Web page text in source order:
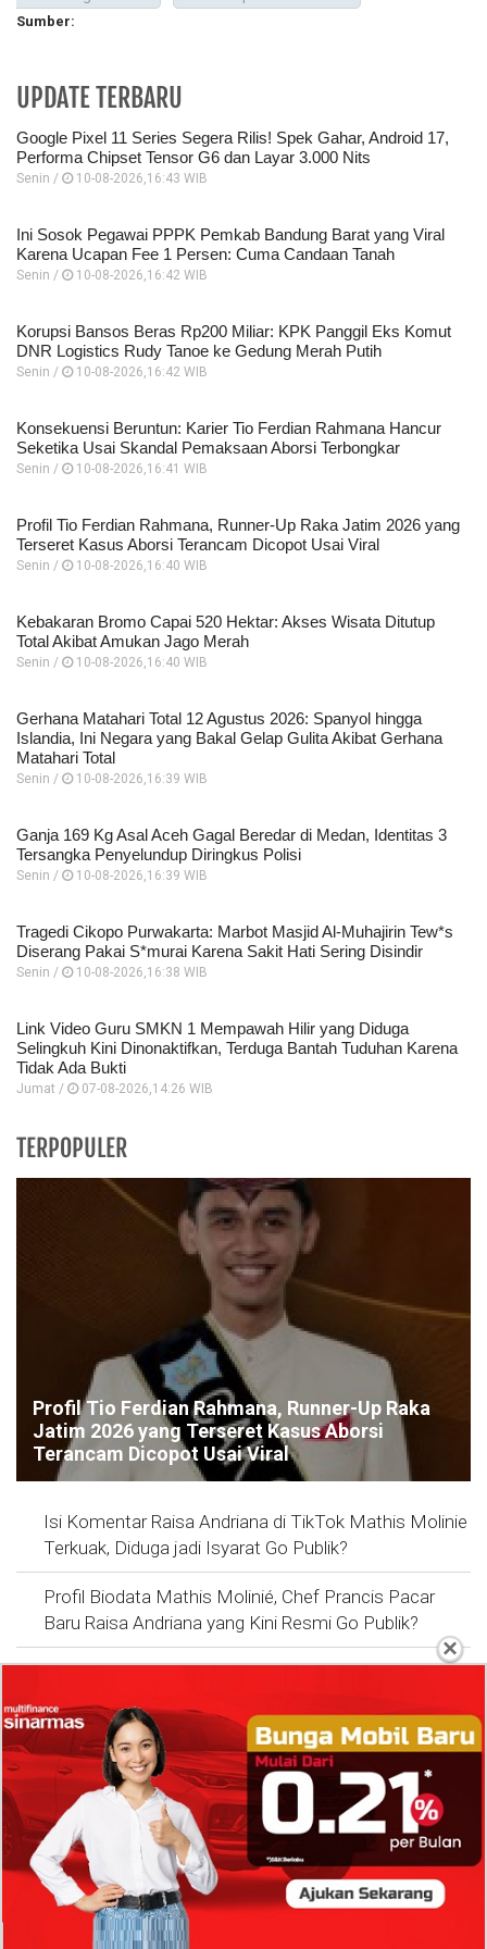
×
Sumber:
UPDATE TERBARU
Google Pixel 11 Series Segera Rilis! Spek Gahar, Android 17,
Performa Chipset Tensor G6 dan Layar 3.000 Nits
Senin / 10-08-2026,16:43 WIB
Ini Sosok Pegawai PPPK Pemkab Bandung Barat yang Viral
Karena Ucapan Fee 1 Persen: Cuma Candaan Tanah
Senin / 10-08-2026,16:42 WIB
Korupsi Bansos Beras Rp200 Miliar: KPK Panggil Eks Komut
DNR Logistics Rudy Tanoe ke Gedung Merah Putih
Senin / 10-08-2026,16:42 WIB
Konsekuensi Beruntun: Karier Tio Ferdian Rahmana Hancur
Seketika Usai Skandal Pemaksaan Aborsi Terbongkar
Senin / 10-08-2026,16:41 WIB
Profil Tio Ferdian Rahmana, Runner-Up Raka Jatim 2026 yang
Terseret Kasus Aborsi Terancam Dicopot Usai Viral
Senin / 10-08-2026,16:40 WIB
Kebakaran Bromo Capai 520 Hektar: Akses Wisata Ditutup
Total Akibat Amukan Jago Merah
Senin / 10-08-2026,16:40 WIB
Gerhana Matahari Total 12 Agustus 2026: Spanyol hingga
Islandia, Ini Negara yang Bakal Gelap Gulita Akibat Gerhana
Matahari Total
Senin / 10-08-2026,16:39 WIB
Ganja 169 Kg Asal Aceh Gagal Beredar di Medan, Identitas 3
Tersangka Penyelundup Diringkus Polisi
Senin / 10-08-2026,16:39 WIB
Tragedi Cikopo Purwakarta: Marbot Masjid Al-Muhajirin Tew*s
Diserang Pakai S*murai Karena Sakit Hati Sering Disindir
Senin / 10-08-2026,16:38 WIB
Link Video Guru SMKN 1 Mempawah Hilir yang Diduga
Selingkuh Kini Dinonaktifkan, Terduga Bantah Tuduhan Karena
Tidak Ada Bukti
Jumat / 07-08-2026,14:26 WIB
TERPOPULER
Profil Tio Ferdian Rahmana, Runner-Up Raka
Jatim 2026 yang Terseret Kasus Aborsi
Terancam Dicopot Usai Viral
Isi Komentar Raisa Andriana di TikTok Mathis Molinie
Terkuak, Diduga jadi Isyarat Go Publik?
Profil Biodata Mathis Molinié, Chef Prancis Pacar
Baru Raisa Andriana yang Kini Resmi Go Publik?
Sumber Penghasilan Asila Maisa Apa Saja? Dituding
Wabup!
Dugaan Bullying: Siswa MTs Pati Kehilangan 2 Jari,
Intip Dua Versi Kronologinya
Isu Reshuffle Kabinet Prabowo Menguat, Faktor Ini
Diduga jadi Penentu Perubahan Pengurusan!
Profil Harits Muhammad Albar: Suami Nabila Gardena